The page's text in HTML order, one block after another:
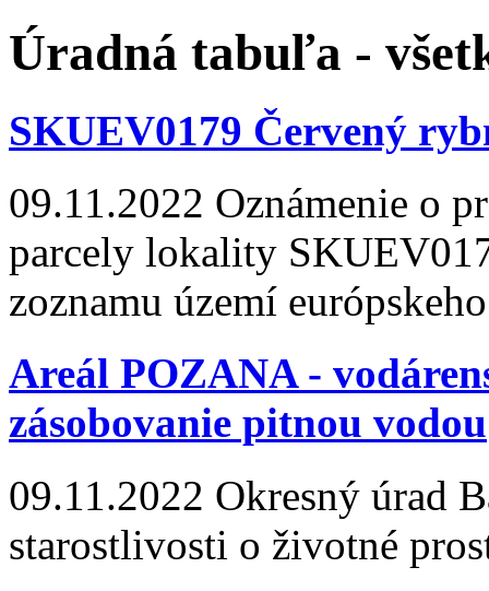
Úradná tabuľa -
SKUEV0179 Červený
09.11.2022 Oznámenie o
parcely lokality
zoznamu území
Areál POZANA -
zásobovanie pitnou vodou
09.11.2022 Okresný úrad
starostlivosti o životné